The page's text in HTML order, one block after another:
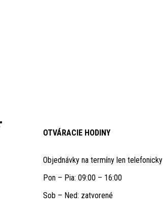
OTVÁRACIE HODINY
Objednávky na termíny len telefonicky
Pon – Pia: 09:00 – 16:00
Sob – Ned: zatvorené